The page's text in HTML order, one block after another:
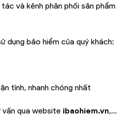
và kênh phân phối sản phẩm
dụng bảo hiểm của quý khách:
tình, nhanh chóng nhất
qua website ibaohiem.vn,…